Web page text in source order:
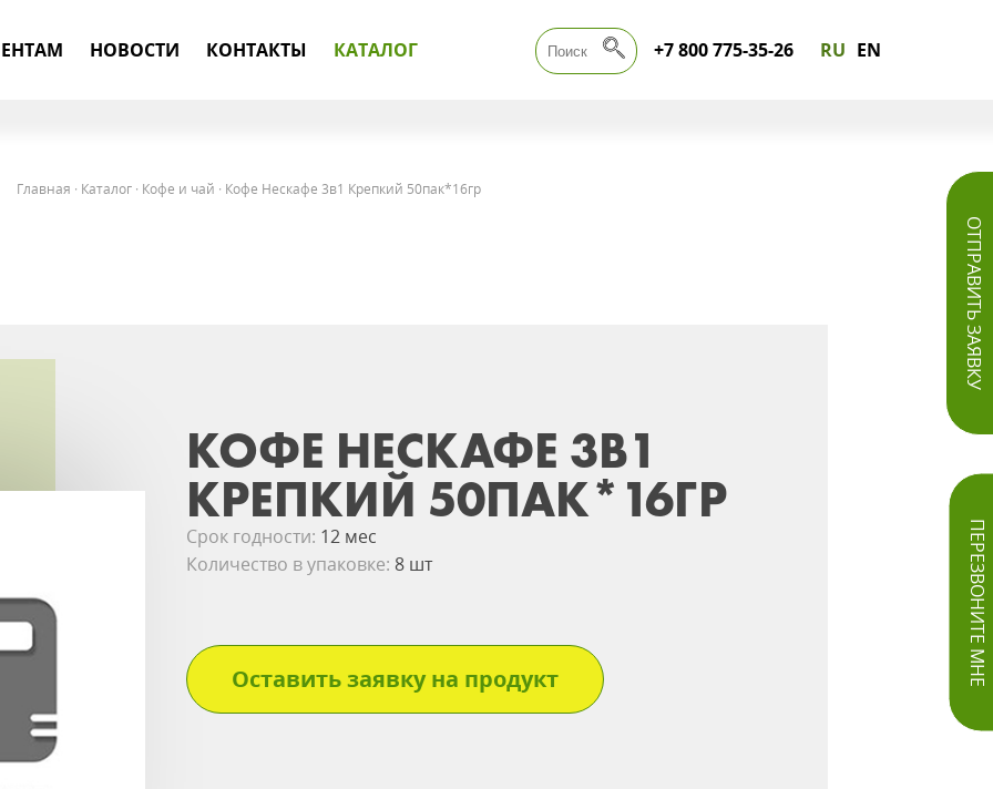
НОВОСТИ КОНТАКТЫ КАТАЛОГ +7 800 775-35-26 RU EN
ОТПРАВИТЬ ЗАЯВКУ
ПЕРЕЗВОНИТЕ МНЕ
Главная · Каталог· Кофе и чай · Кофе Нескафе 3в1 Крепкий 50пак*16гр
КОФЕ НЕСКАФЕ 3В1
КРЕПКИЙ 50ПАК*16ГР
Срок годности: 12 мес
Количество в упаковке: 8 шт
Оставить заявку на продукт